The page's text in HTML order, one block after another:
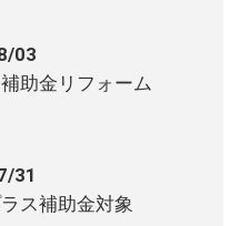
03
助金リフォーム
31
ス補助金対象